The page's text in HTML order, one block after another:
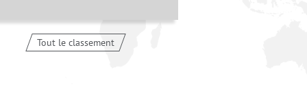
Tout le classement